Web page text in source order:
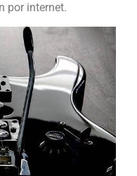
por internet.